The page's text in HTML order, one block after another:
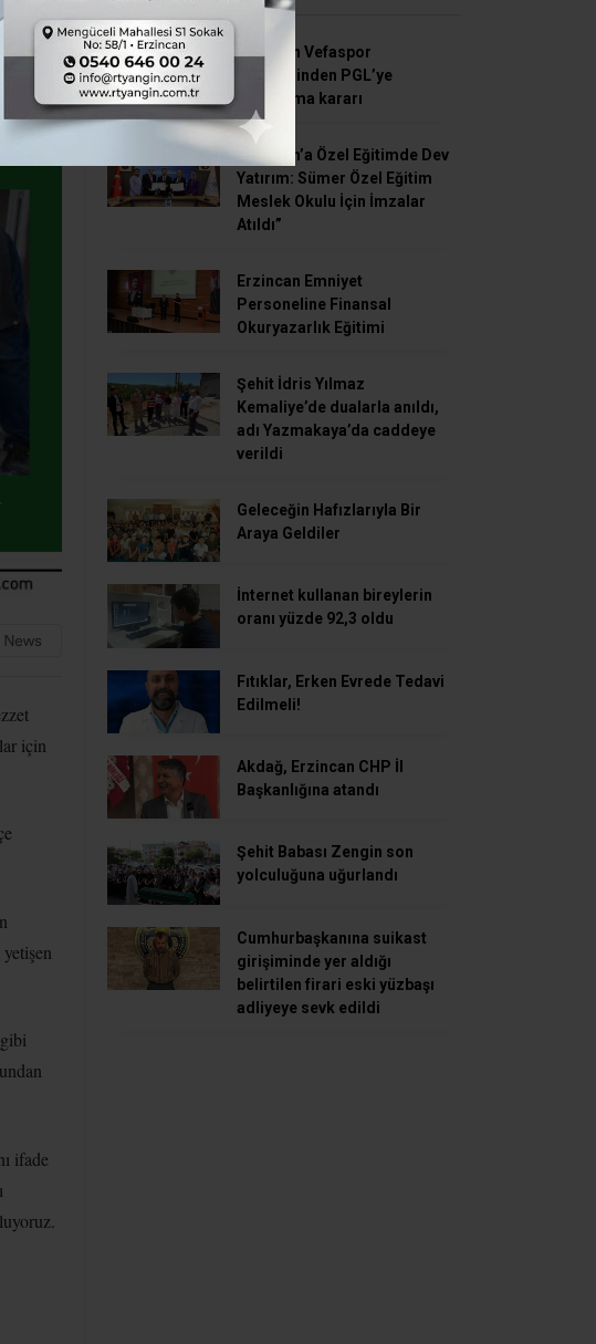
için
ifade
SON HABERLER
Erzincan Vefaspor
yönetiminden PGL’ye
katılmama kararı
Erzincan’a Özel Eğitimde Dev
Yatırım: Sümer Özel Eğitim
Meslek Okulu İçin İmzalar
Atıldı”
Erzincan Emniyet
Personeline Finansal
Okuryazarlık Eğitimi
Şehit İdris Yılmaz
Kemaliye’de dualarla anıldı,
adı Yazmakaya’da caddeye
verildi
Geleceğin Hafızlarıyla Bir
Araya Geldiler
İnternet kullanan bireylerin
oranı yüzde 92,3 oldu
Fıtıklar, Erken Evrede Tedavi
Edilmeli!
Akdağ, Erzincan CHP İl
Başkanlığına atandı
Şehit Babası Zengin son
yolculuğuna uğurlandı
Cumhurbaşkanına suikast
girişiminde yer aldığı
belirtilen firari eski yüzbaşı
adliyeye sevk edildi